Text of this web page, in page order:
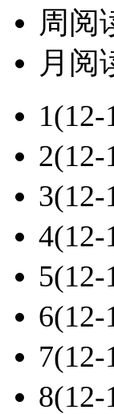
周阅
月阅
1(12-
2(12-
3(12-
4(12-
5(12-
6(12-
7(12-
8(12-